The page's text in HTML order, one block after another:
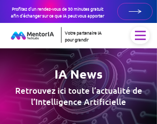
Profitez d'un rendez-vous de 30 minutes gratuit
afin d'échanger sur ce que IA peut vous apporter
Votre partenaire IA
pour grandir
IA News
Retrouvez ici toute l’actualité de
l’Intelligence Artificielle